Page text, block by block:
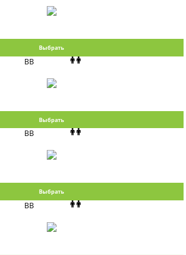
Выбрать
BB
Выбрать
BB
Выбрать
BB